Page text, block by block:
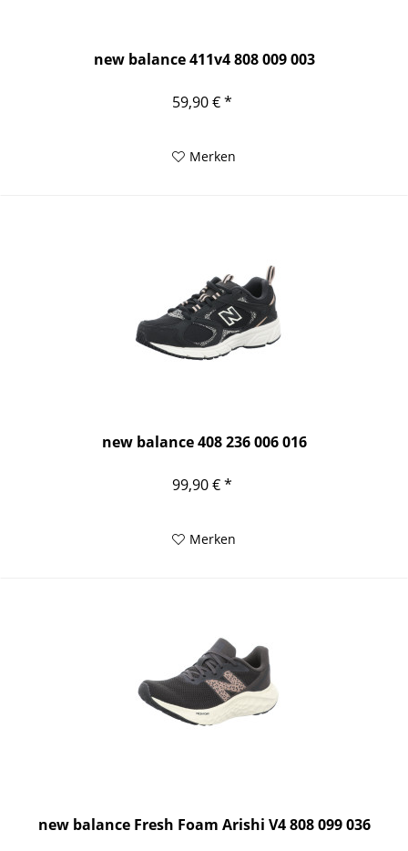
new balance 411v4 808 009 003
59,90 € *
Merken
new balance 408 236 006 016
99,90 € *
Merken
new balance Fresh Foam Arishi V4 808 099 036